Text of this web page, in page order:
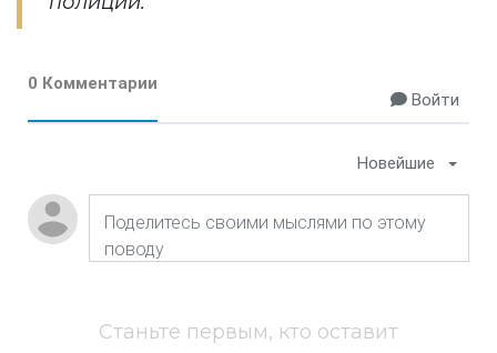
0 Комментарии
Войти
Новейшие
Станьте первым, кто оставит